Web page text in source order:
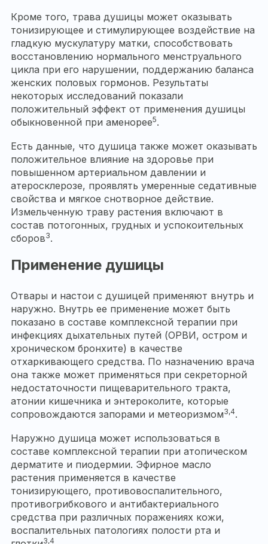
Кроме того, трава душицы может оказывать
тонизирующее и стимулирующее воздействие на
гладкую мускулатуру матки, способствовать
восстановлению нормального менструального
цикла при его нарушении, поддержанию баланса
женских половых гормонов. Результаты
некоторых исследований показали
положительный эффект от применения душицы
обыкновенной при аменорее5.
Есть данные, что душица также может оказывать
положительное влияние на здоровье при
повышенном артериальном давлении и
атеросклерозе, проявлять умеренные седативные
свойства и мягкое снотворное действие.
Измельченную траву растения включают в
состав потогонных, грудных и успокоительных
сборов3.
Применение душицы
Отвары и настои с душицей применяют внутрь и
наружно. Внутрь ее применение может быть
показано в составе комплексной терапии при
инфекциях дыхательных путей (ОРВИ, остром и
хроническом бронхите) в качестве
отхаркивающего средства. По назначению врача
она также может применяться при секреторной
недостаточности пищеварительного тракта,
атонии кишечника и энтероколите, которые
сопровождаются запорами и метеоризмом3,4.
Наружно душица может использоваться в
составе комплексной терапии при атопическом
дерматите и пиодермии. Эфирное масло
растения применяется в качестве
тонизирующего, противовоспалительного,
противогрибкового и антибактериального
средства при различных поражениях кожи,
воспалительных патологиях полости рта и
3,4